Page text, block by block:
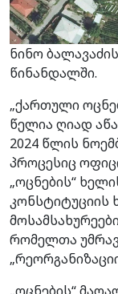
ნინო
წინანდალში.
„ქართული
წელია ღიად
2024 წლის
პროცესიც
„ოცნების“
რომელთა